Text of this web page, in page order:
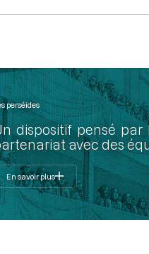
perséides
dispositif pensé par
avec des
En savoir plus